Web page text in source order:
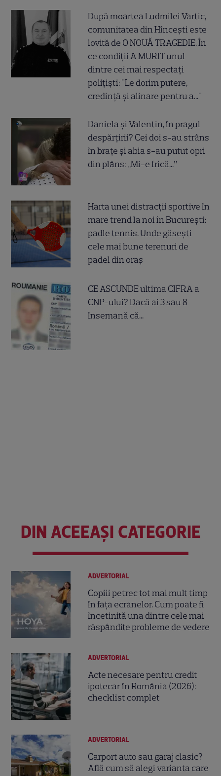
După moartea Ludmilei Vartic,
comunitatea din Hîncești este
lovită de O NOUĂ TRAGEDIE. În
ce condiții A MURIT unul
dintre cei mai respectați
polițiști: "Le dorim putere,
credință și alinare pentru a..."
Daniela și Valentin, în pragul
despărțirii? Cei doi s-au strâns
în brațe și abia s-au putut opri
din plâns: „Mi-e frică...”
Harta unei distracții sportive în
mare trend la noi în București:
padle tennis. Unde găsești
cele mai bune terenuri de
padel din oraș
CE ASCUNDE ultima CIFRA a
CNP-ului? Dacă ai 3 sau 8
însemană că...
DIN ACEEAȘI CATEGORIE
ADVERTORIAL
Copiii petrec tot mai mult timp
în fața ecranelor. Cum poate fi
încetinită una dintre cele mai
răspândite probleme de vedere
ADVERTORIAL
Acte necesare pentru credit
ipotecar în România (2026):
checklist complet
ADVERTORIAL
Carport auto sau garaj clasic?
Află cum să alegi varianta care